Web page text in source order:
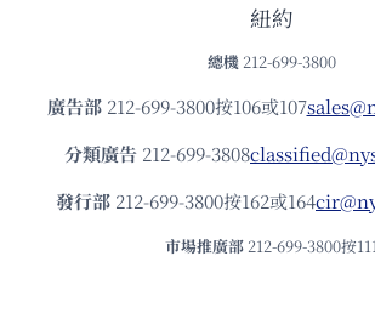
紐約
總機 212-699-3800
廣告部212-699-3800按106或107
分類廣告 212-699-3808
發⾏部 212-699-3800按162或164
市場推廣部 212-699-3800按111